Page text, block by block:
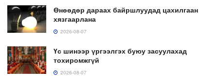
Өнөөдөр дараах байршлуудад цахилгаан
хязгаарлана
2026-08-07
Үс шинээр үргээлгэх буюу засуулахад
тохиромжгүй
2026-08-07